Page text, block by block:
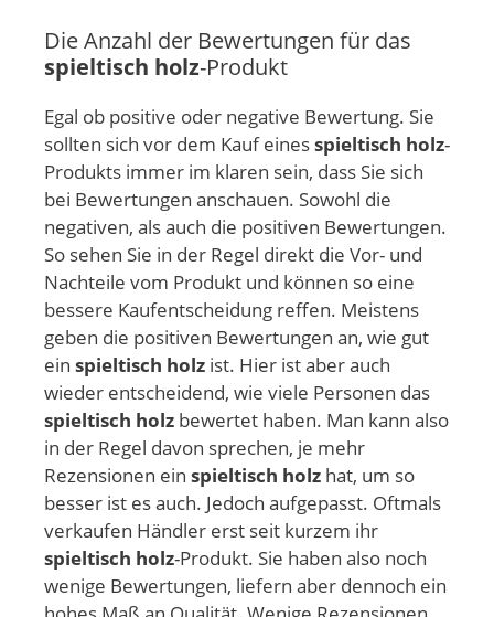
Die Anzahl der Bewertungen für das
spieltisch holz-Produkt
Egal ob positive oder negative Bewertung. Sie
sollten sich vor dem Kauf einesspieltisch holz-
Produkts immer im klaren sein, dass Sie sich
bei Bewertungen anschauen. Sowohl die
negativen, als auch die positiven Bewertungen.
So sehen Sie in der Regel direkt die Vor- und
Nachteile vom Produkt und können so eine
bessere Kaufentscheidung reffen. Meistens
geben die positiven Bewertungen an, wie gut
ein spieltisch holz ist. Hier ist aber auch
wieder entscheidend, wie viele Personen das
spieltisch holz bewertet haben. Man kann also
in der Regel davon sprechen, je mehr
Rezensionen ein spieltisch holz hat, um so
besser ist es auch. Jedoch aufgepasst. Oftmals
verkaufen Händler erst seit kurzem ihr
spieltisch holz-Produkt. Sie haben also noch
wenige Bewertungen, liefern aber dennoch ein